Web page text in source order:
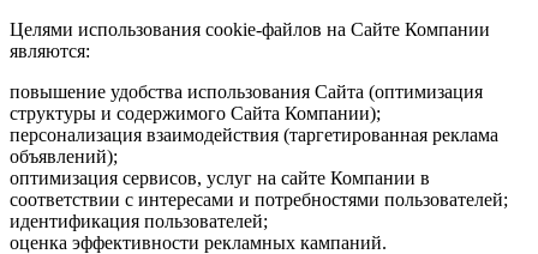
Целями использования cookie-файлов на Сайте Компании
являются:
повышение удобства использования Сайта (оптимизация
структуры и содержимого Сайта Компании);
персонализация взаимодействия (таргетированная реклама
объявлений);
оптимизация сервисов, услуг на сайте Компании в
соответствии с интересами и потребностями пользователей;
идентификация пользователей;
оценка эффективности рекламных кампаний.